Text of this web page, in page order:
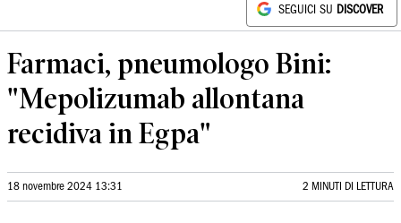
SEGUICI SU DISCOVER
Farmaci, pneumologo Bini:
"Mepolizumab allontana
recidiva in Egpa"
18 novembre 2024 13:31 2 MINUTI DI LETTURA